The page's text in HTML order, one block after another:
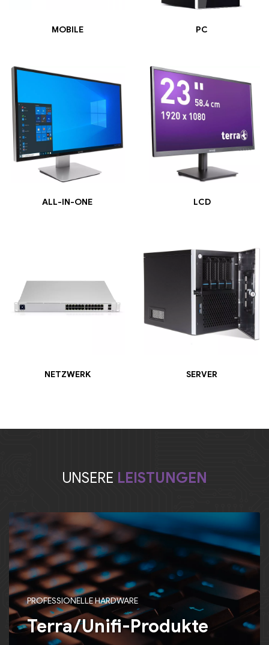
MOBILE PC
ALL-IN-ONE LCD
NETZWERK SERVER
UNSERE LEISTUNGEN
PROFESSIONELLE HARDWARE
Terra/Unifi-Produkte